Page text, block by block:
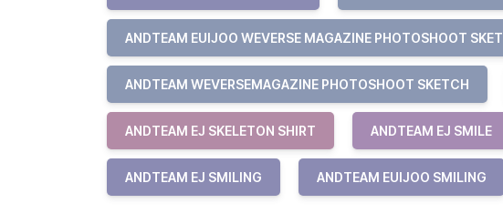
ANDTEAM EUIJOO WEVERSE MAGAZINE PHOTOSHOOT
ANDTEAM WEVERSEMAGAZINE PHOTOSHOOT SKETCH
ANDTEAM EJ SKELETON SHIRT ANDTEAM EJ SMILE
ANDTEAM EJ SMILING ANDTEAM EUIJOO SMILING